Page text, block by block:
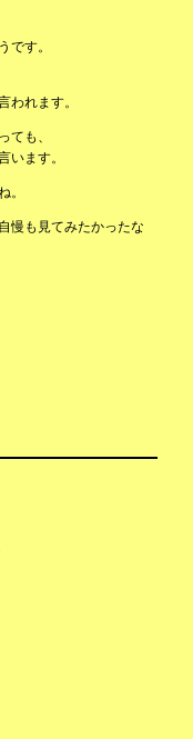
です。
われます。
ても、
います。
。
慢も見てみたかったな